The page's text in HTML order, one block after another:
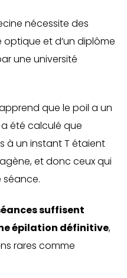
nécessite des
et d’un diplôme
une université
que le poil a un
été calculé que
à un instant T étaient
et donc ceux qui
suffisent
épilation définitive,
rares comme